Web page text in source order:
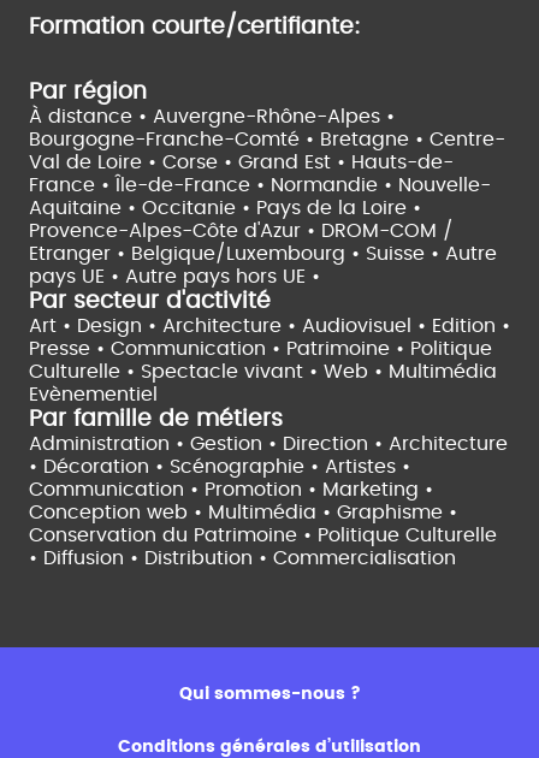
Formation courte/certifiante:
Par région
À distance • Auvergne-Rhône-Alpes •
Bourgogne-Franche-Comté • Bretagne • Centre-
Val de Loire • Corse • Grand Est • Hauts-de-
France •
Île-de-France • Normandie • Nouvelle-
Aquitaine • Occitanie • Pays de la Loire •
Provence-Alpes-Côte d'Azur • DROM-COM /
Etranger • Belgique/Luxembourg • Suisse • Autre
pays UE • Autre pays hors UE •
Par secteur d'activité
Art • Design • Architecture • Audiovisuel • Edition •
Presse • Communication • Patrimoine • Politique
Culturelle • Spectacle vivant • Web • Multimédia
Evènementiel
Par famille de métiers
Administration • Gestion • Direction • Architecture
• Décoration • Scénographie • Artistes •
Communication • Promotion • Marketing •
Conception web • Multimédia • Graphisme •
Conservation du Patrimoine • Politique Culturelle
• Diffusion • Distribution • Commercialisation
Qui sommes-nous ?
Conditions générales d’utilisation